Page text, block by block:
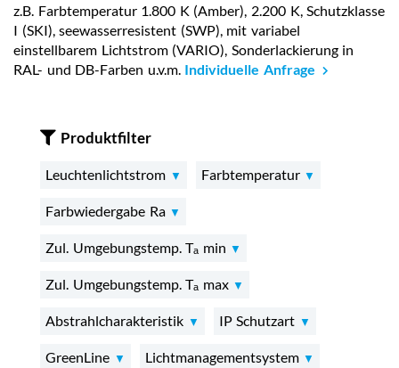
z.B. Farbtemperatur 1.800 K (Amber), 2.200 K, Schutzklasse
I (SKI), seewasserresistent (SWP), mit variabel
einstellbarem Lichtstrom (VARIO), Sonderlackierung in
RAL- und DB-Farben u.v.m. Individuelle Anfrage
Produktfilter
Leuchtenlichtstrom Farbtemperatur
Farbwiedergabe Ra
Zul. Umgebungstemp. Tₐ min
Zul. Umgebungstemp. Tₐ max
Abstrahlcharakteristik IP Schutzart
GreenLine Lichtmanagementsystem